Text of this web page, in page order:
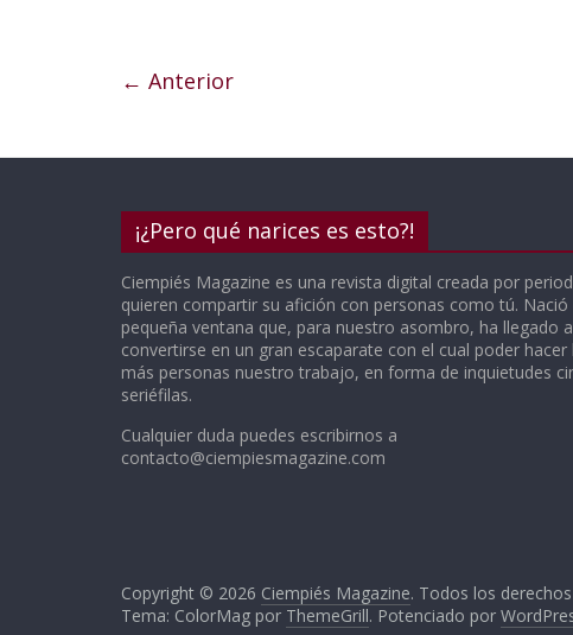
← Anterior
¡¿Pero qué narices es esto?!
Ciempiés Magazine es una revista digital creada por
quieren compartir su afición con personas como tú.
pequeña ventana que, para nuestro asombro, ha llegado a
convertirse en un gran escaparate con el cual poder hacer
más personas nuestro trabajo, en forma de inquietudes
seriéfilas.
Cualquier duda puedes escribirnos a
contacto@ciempiesmagazine.com
Copyright © 2026 Ciempiés Magazine. Todos los
Tema: ColorMag por ThemeGrill. Potenciado por